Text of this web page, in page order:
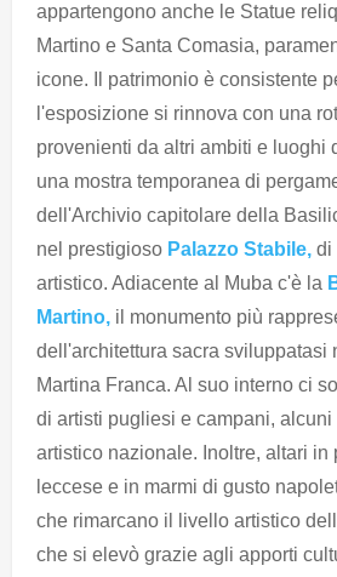
appartengono anche le Statue
Martino e Santa Comasia,
icone. Il patrimonio è consistente
l'esposizione si rinnova con una
provenienti da altri ambiti e luoghi
una mostra temporanea di
dell'Archivio capitolare della
nel prestigioso Palazzo Stabile, di
artistico. Adiacente al Muba c'è la
Martino, il monumento più
dell'architettura sacra sviluppatasi
Martina Franca. Al suo interno ci
di artisti pugliesi e campani,
artistico nazionale. Inoltre, altari in
leccese e in marmi di gusto
che rimarcano il livello artistico
che si elevò grazie agli apporti